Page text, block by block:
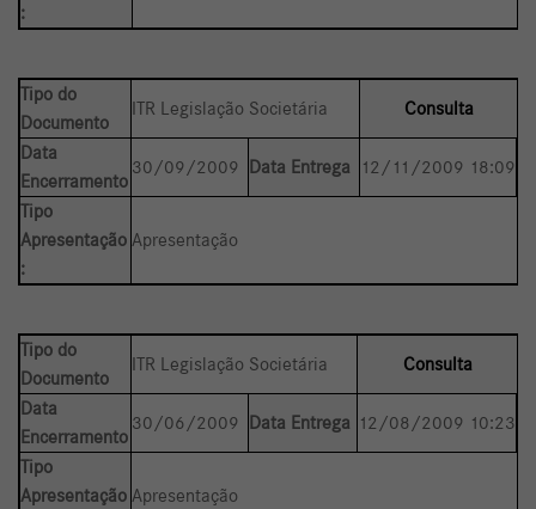
:
Tipo do
Documento
ITR Legislação Societária
Consulta
Data
Encerramento
30/09/2009 Data Entrega
12/11/2009 18:09
Tipo
Apresentação
:
Apresentação
Tipo do
Documento
ITR Legislação Societária
Consulta
Data
Encerramento
30/06/2009 Data Entrega 12/08/2009 10:23
Tipo
Apresentação Apresentação